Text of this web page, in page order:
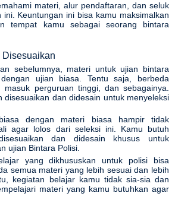
materi, alur pendaftaran, dan seluk
Keuntungan ini bisa kamu maksimalkan
tempat kamu sebagai seorang bintara
Disesuaikan
sebelumnya, materi untuk ujian bintara
ujian biasa. Tentu saja, berbeda
perguruan tinggi, dan sebagainya.
disesuaikan dan didesain untuk menyeleksi
dengan materi biasa hampir tidak
agar lolos dari seleksi ini. Kamu butuh
dan didesain khusus untuk
ujian Bintara Polisi.
yang dikhususkan untuk polisi bisa
semua materi yang lebih sesuai dan lebih
kegiatan belajar kamu tidak sia-sia dan
materi yang kamu butuhkan agar